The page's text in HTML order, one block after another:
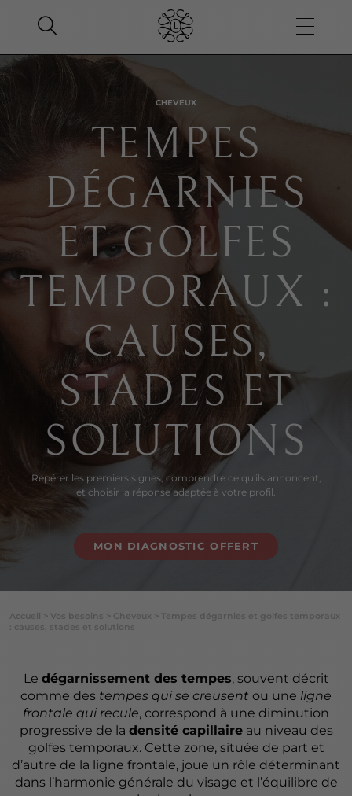
CHEVEUX
TEMPES
DÉGARNIES
ET GOLFES
TEMPORAUX :
CAUSES,
STADES ET
SOLUTIONS
Repérer les premiers signes, comprendre ce qu'ils annoncent,
et choisir la réponse adaptée à votre profil.
MON DIAGNOSTIC OFFERT
Accueil > Vos besoins > Cheveux > Tempes dégarnies et golfes temporaux
: causes, stades et solutions
Le dégarnissement des tempes, souvent décrit
comme des tempes qui se creusent ou une ligne
frontale qui recule, correspond à une diminution
progressive de la densité capillaireau niveau des
golfes temporaux. Cette zone, située de part et
d’autre de la ligne frontale, joue un rôle déterminant
dans l’harmonie générale du visage et l’équilibre de